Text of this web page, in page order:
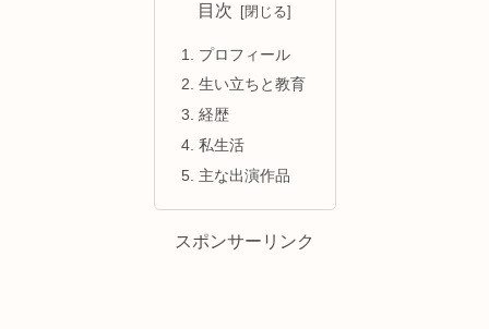
目次
プロフィール
生い立ちと教育
経歴
私生活
主な出演作品
スポンサーリンク